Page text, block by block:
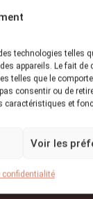
technologies telles
appareils. Le fait de
telles que le
consentir ou de
caractéristiques et
Voir les
confidentialité